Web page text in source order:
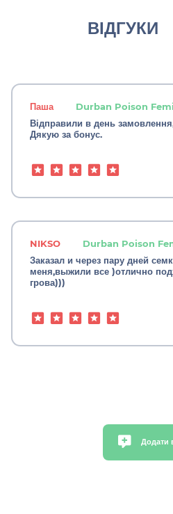
ВІДГУКИ
Паша
Durban Poison
Відправили в день
Дякую за бонус.
NIKSO
Durban Poison
Заказал и через пару дней
меня,выжили все )отлично
грова)))
Додати